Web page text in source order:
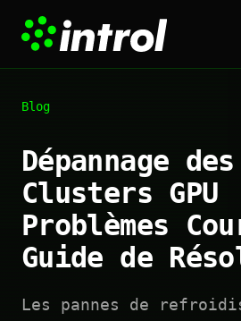
Blog
Dépannage des
Clusters GPU
Problèmes
Guide de
Les pannes de